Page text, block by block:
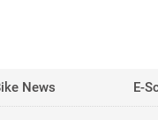
News E-